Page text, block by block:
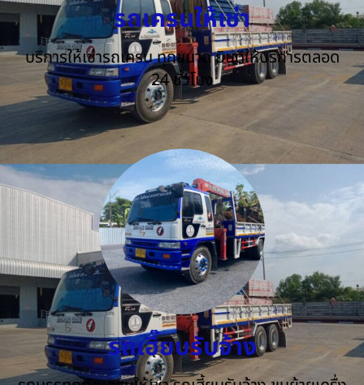
รถเครนให้เช่า
บริการให้เช่ารถเครน ทุกขนาด ยินดีให้บริการตลอด
24 ชั่วโมง
รถเฮี๊ยบรับจ้าง